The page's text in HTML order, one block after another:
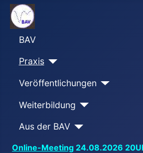
BAV
Praxis
Veröffentlichungen
Weiterbildung
Aus der BAV
Online-Meeting 24.08.2026